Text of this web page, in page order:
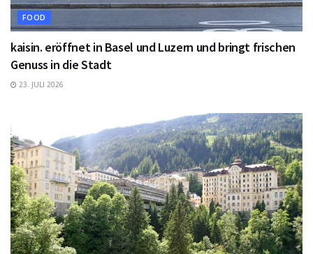
FOOD
kaisin. eröffnet in Basel und Luzern und bringt frischen
Genuss in die Stadt
23. JULI 2026